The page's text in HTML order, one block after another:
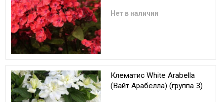
Нет в наличии
Клематис White Arabella
(Вайт Арабелла) (группа 3)